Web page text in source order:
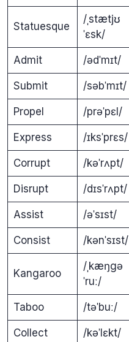
Statuesque
/ˌstætjʊ
ˈɛsk/
Admit /ədˈmɪt/
Submit /səbˈmɪt/
Propel /prəˈpɛl/
Express /ɪksˈprɛs/
Corrupt /kəˈrʌpt/
Disrupt /dɪsˈrʌpt/
Assist /əˈsɪst/
Consist /kənˈsɪst/
Kangaroo
/ˌkæŋgə
ˈruː/
Taboo /təˈbuː/
Collect /kəˈlɛkt/